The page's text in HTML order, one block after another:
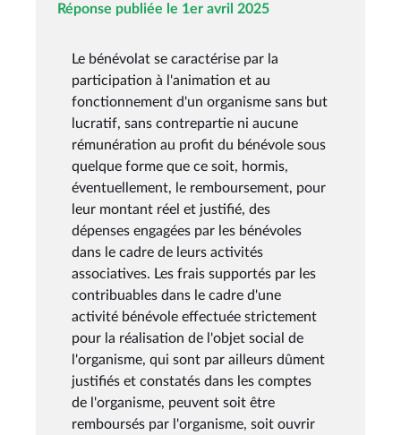
Réponse publiée le 1er avril 2025
Le bénévolat se caractérise par la
participation à l'animation et au
fonctionnement d'un organisme sans but
lucratif, sans contrepartie ni aucune
rémunération au profit du bénévole sous
quelque forme que ce soit, hormis,
éventuellement, le remboursement, pour
leur montant réel et justifié, des
dépenses engagées par les bénévoles
dans le cadre de leurs activités
associatives. Les frais supportés par les
contribuables dans le cadre d'une
activité bénévole effectuée strictement
pour la réalisation de l'objet social de
l'organisme, qui sont par ailleurs dûment
justifiés et constatés dans les comptes
de l'organisme, peuvent soit être
remboursés par l'organisme, soit ouvrir